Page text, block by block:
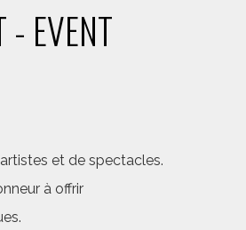
EVENT
et de spectacles.
à offrir